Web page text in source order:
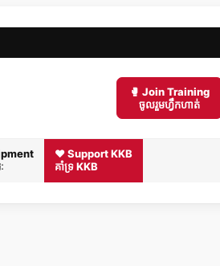
🥊 Join Training
ចូលរួមហ្វឹកហាត់
❤️ Support KKB
គាំទ្រ KKB